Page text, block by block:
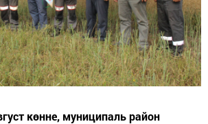
көнне, муниципаль район